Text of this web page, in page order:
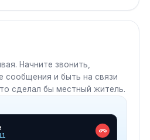
Начните звонить,
сообщения и быть на связи
сделал бы местный житель.